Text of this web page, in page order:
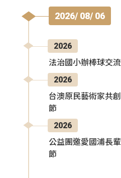
2026/ 08/ 06
2026
法治國小辦棒球交
2026
台澳原民藝術家共
節
2026
公益團邀愛國浦長
節